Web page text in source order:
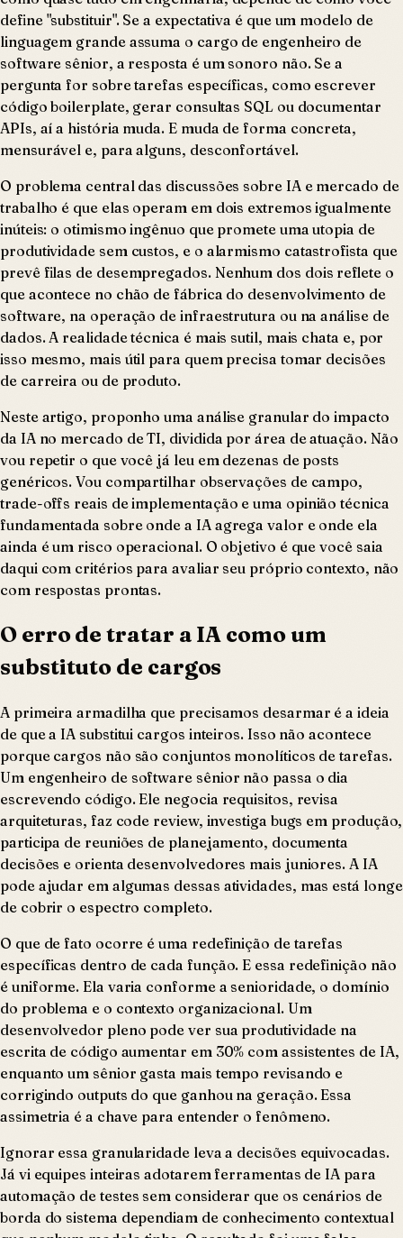
define "substituir". Se a expectativa é que um modelo de
linguagem grande assuma o cargo de engenheiro de
software sênior, a resposta é um sonoro não. Se a
pergunta for sobre tarefas específicas, como escrever
código boilerplate, gerar consultas SQL ou documentar
APIs, aí a história muda. E muda de forma concreta,
mensurável e, para alguns, desconfortável.
O problema central das discussões sobre IA e mercado de
trabalho é que elas operam em dois extremos igualmente
inúteis: o otimismo ingênuo que promete uma utopia de
produtividade sem custos, e o alarmismo catastrofista que
prevê filas de desempregados. Nenhum dos dois reflete o
que acontece no chão de fábrica do desenvolvimento de
software, na operação de infraestrutura ou na análise de
dados. A realidade técnica é mais sutil, mais chata e, por
isso mesmo, mais útil para quem precisa tomar decisões
de carreira ou de produto.
Neste artigo, proponho uma análise granular do impacto
da IA no mercado de TI, dividida por área de atuação. Não
vou repetir o que você já leu em dezenas de posts
genéricos. Vou compartilhar observações de campo,
trade-offs reais de implementação e uma opinião técnica
fundamentada sobre onde a IA agrega valor e onde ela
ainda é um risco operacional. O objetivo é que você saia
daqui com critérios para avaliar seu próprio contexto, não
com respostas prontas.
O erro de tratar a IA como um
substituto de cargos
A primeira armadilha que precisamos desarmar é a ideia
de que a IA substitui cargos inteiros. Isso não acontece
porque cargos não são conjuntos monolíticos de tarefas.
Um engenheiro de software sênior não passa o dia
escrevendo código. Ele negocia requisitos, revisa
arquiteturas, faz code review, investiga bugs em produção,
participa de reuniões de planejamento, documenta
decisões e orienta desenvolvedores mais juniores. A IA
pode ajudar em algumas dessas atividades, mas está longe
de cobrir o espectro completo.
O que de fato ocorre é uma redefinição de tarefas
específicas dentro de cada função. E essa redefinição não
é uniforme. Ela varia conforme a senioridade, o domínio
do problema e o contexto organizacional. Um
desenvolvedor pleno pode ver sua produtividade na
escrita de código aumentar em 30% com assistentes de IA,
enquanto um sênior gasta mais tempo revisando e
corrigindo outputs do que ganhou na geração. Essa
assimetria é a chave para entender o fenômeno.
Ignorar essa granularidade leva a decisões equivocadas.
Já vi equipes inteiras adotarem ferramentas de IA para
automação de testes sem considerar que os cenários de
borda do sistema dependiam de conhecimento contextual